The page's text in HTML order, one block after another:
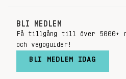
BLI MEDLEM
Få tillgång till över 5000+
och vegoguider!
BLI MEDLEM IDAG